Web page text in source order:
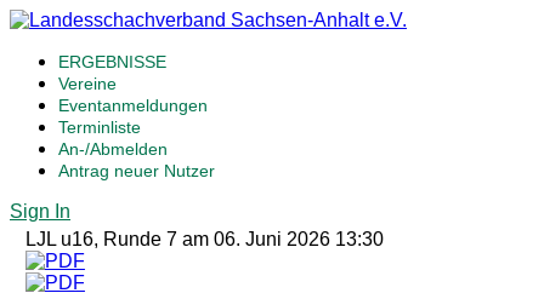
ERGEBNISSE
Vereine
Eventanmeldungen
Terminliste
An-/Abmelden
Antrag neuer Nutzer
Sign In
LJL u16, Runde 7 am 06. Juni 2026 13:30